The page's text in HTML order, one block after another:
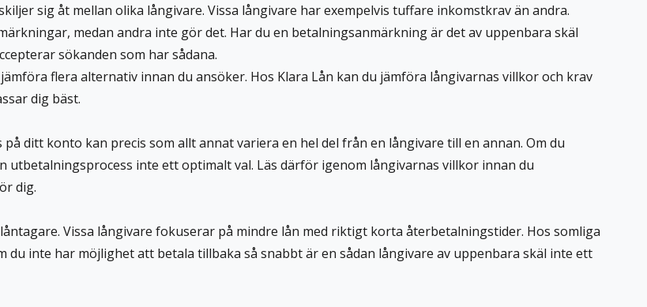
sig åt mellan olika långivare. Vissa långivare har exempelvis tuffare inkomstkrav än andra.
medan andra inte gör det. Har du en betalningsanmärkning är det av uppenbara skäl
sökanden som har sådana.
flera alternativ innan du ansöker. Hos Klara Lån kan du jämföra långivarnas villkor och krav
dig bäst.
ditt konto kan precis som allt annat variera en hel del från en långivare till en annan. Om du
inte ett optimalt val. Läs därför igenom långivarnas villkor innan du
dig.
Vissa långivare fokuserar på mindre lån med riktigt korta återbetalningstider. Hos somliga
du inte har möjlighet att betala tillbaka så snabbt är en sådan långivare av uppenbara skäl inte ett